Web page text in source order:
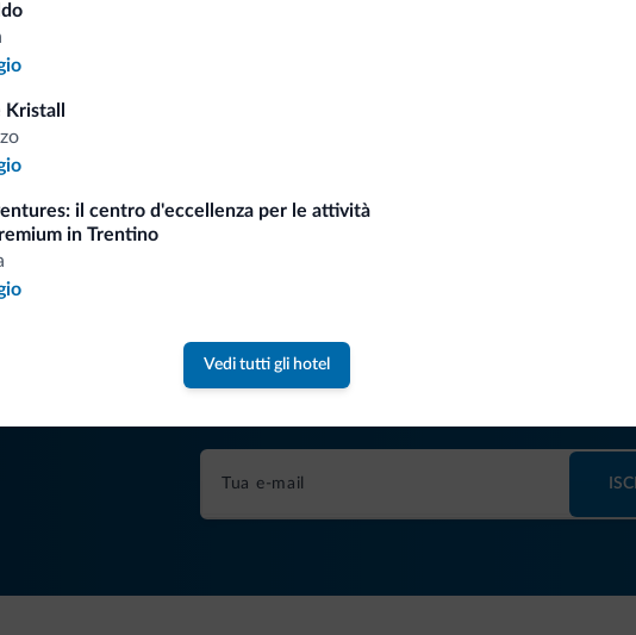
Kristall
il centro d'eccellenza per le attività
in Trentino
Vedi tutti gli hotel
Richieste
Consigli dalle Dolomiti
Riceverai informazioni, offerte esclusive e news